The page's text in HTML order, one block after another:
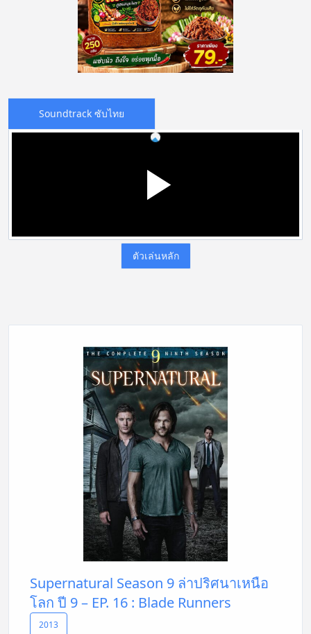
Soundtrack ซับไทย
ตัวเล่นหลัก
Supernatural Season 9 ล่าปริศนาเหนือ
โลก ปี 9 – EP. 16 : Blade Runners
2013